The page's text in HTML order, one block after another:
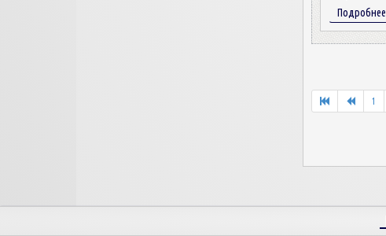
Подробнее
1